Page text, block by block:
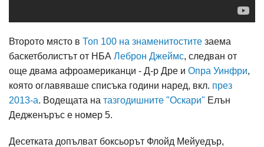
Второто място в Топ 100 на знаменитостите заема
баскетболистът от НБА Леброн Джеймс, следван от
още двама афроамериканци - Д-р Дре и Опра Уинфри,
която оглавяваше списъка години наред, вкл. през
2013-а. Водещата на тазгодишните "Оскари" Елън
Дедженъръс е номер 5.
Десетката допълват боксьорът Флойд Мейуедър,